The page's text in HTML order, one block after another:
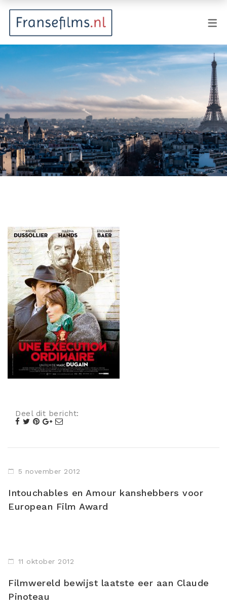
Animatie
Documentaire
Drama
Fantasy
Horror
Misdaad
Musical
Oorlogsfilm
Romantische komedie
Thriller
Deel dit bericht:
5 november 2012
Intouchables en Amour kanshebbers voor
European Film Award
11 oktober 2012
Filmwereld bewijst laatste eer aan Claude
Pinoteau